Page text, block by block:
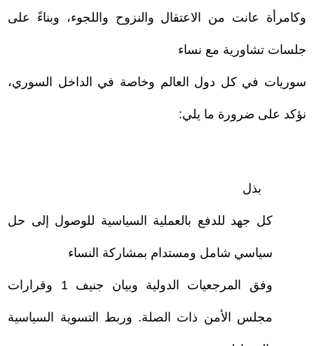
وكامرأة عانت من الاعتقال والنزوح واللجوء، وبناءً على
جلسات تشاورية مع نساء
سوريات في كل دول العالم وخاصة في الداخل السوري،
نؤكد على ضرورة ما يلي:
بذل
كل جهد للدفع بالعملية السياسية للوصول إلى حل
سياسي شامل ومستدام بمشاركة النساء
وفق المرجعيات الدولية وبيان جنيف 1 وقرارات
مجلس الأمن ذات الصلة. و ربط التسوية السياسية